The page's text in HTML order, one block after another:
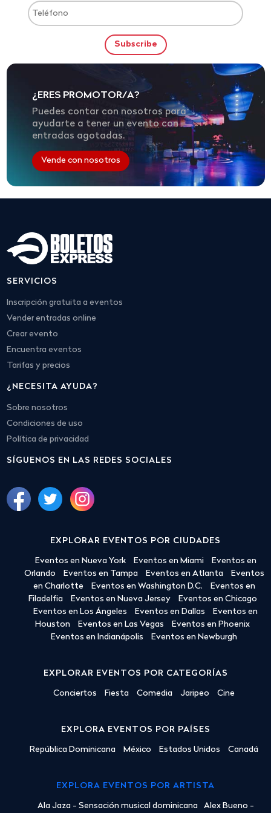
¿ERES PROMOTOR/A?
Puedes contar con nosotros para
ayudarte a tener un evento con
entradas agotadas.
Vende con nosotros
SERVICIOS
Inscripción gratuita a eventos
Vender entradas online
Crear evento
Encuentra eventos
Tarifas y precios
¿NECESITA AYUDA?
Sobre nosotros
Condiciones de uso
Política de privacidad
SÍGUENOS EN LAS REDES SOCIALES
EXPLORAR EVENTOS POR CIUDADES
Eventos en Nueva York Eventos en Miami
Eventos en
Orlando
Eventos en Tampa Eventos en Atlanta
Eventos
en Charlotte
Eventos en Washington D.C.
Eventos en
Filadelfia
Eventos en Nueva Jersey
Eventos en Chicago
Eventos en Los Ángeles
Eventos en Dallas
Eventos en
Houston
Eventos en Las Vegas
Eventos en Phoenix
Eventos en Indianápolis
Eventos en Newburgh
EXPLORAR EVENTOS POR CATEGORÍAS
Conciertos Fiesta Comedia Jaripeo Cine
EXPLORA EVENTOS POR PAÍSES
República Dominicana México Estados Unidos Canadá
EXPLORA EVENTOS POR ARTISTA
Ala Jaza - Sensación musical dominicana Alex Bueno -